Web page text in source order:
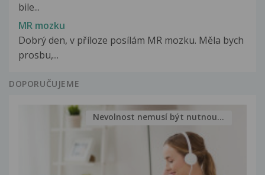
bile...
MR mozku
Dobrý den, v příloze posílám MR mozku. Měla bych
prosbu,...
DOPORUČUJEME
Nevolnost nemusí být nutnou...